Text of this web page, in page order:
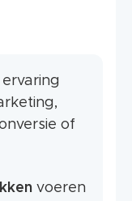
of
voeren